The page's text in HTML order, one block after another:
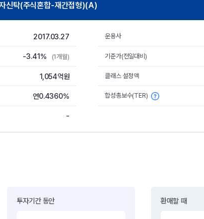
신탁(주식혼합-재간접형)(A)
2017.03.27 운용사
-3.41% (1개월) 기준가(전일대비)
1,054억원 클래스 설정액
연0.4360% 합성총보수(TER)
-
투자기간 동안 환매할 때